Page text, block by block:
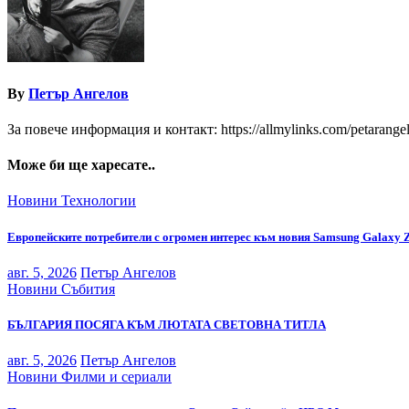
By Петър Ангелов
За повече информация и контакт: https://allmylinks.com/
Може би ще харесате..
Новини Технологии
Европейските потребители с огромен интерес към новия Samsung Galaxy
авг. 5, 2026 Петър Ангелов
Новини Събития
БЪЛГАРИЯ ПОСЯГА КЪМ ЛЮТАТА СВЕТОВНА ТИТЛА
авг. 5, 2026 Петър Ангелов
Новини Филми и сериали